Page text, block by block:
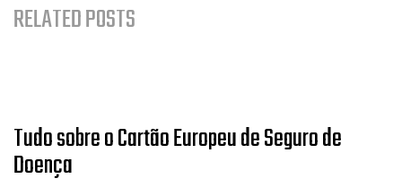
RELATED POSTS
Tudo sobre o Cartão Europeu de Seguro de
Doença